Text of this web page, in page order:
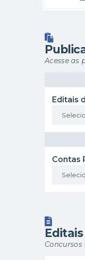
Acesse as
Editais
Contas
Editais